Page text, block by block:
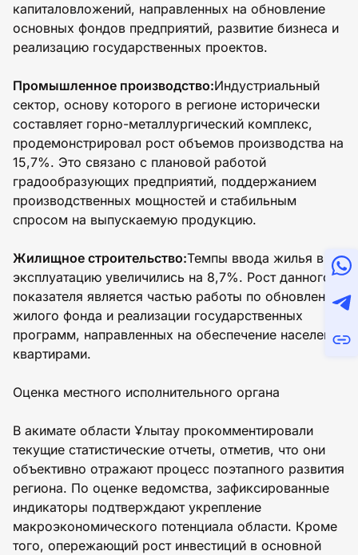
капиталовложений, направленных на обновление
основных фондов предприятий, развитие бизнеса и
реализацию государственных проектов.
Промышленное производство:Индустриальный
сектор, основу которого в регионе исторически
составляет горно-металлургический комплекс,
продемонстрировал рост объемов производства на
15,7%. Это связано с плановой работой
градообразующих предприятий, поддержанием
производственных мощностей и стабильным
спросом на выпускаемую продукцию.
Жилищное строительство:Темпы ввода жилья в
эксплуатацию увеличились на 8,7%. Рост данного
показателя является частью работы по обновлению
жилого фонда и реализации государственных
программ, направленных на обеспечение населения
квартирами.
Оценка местного исполнительного органа
В акимате области Ұлытау прокомментировали
текущие статистические отчеты, отметив, что они
объективно отражают процесс поэтапного развития
региона. По оценке ведомства, зафиксированные
индикаторы подтверждают укрепление
макроэкономического потенциала области. Кроме
того, опережающий рост инвестиций в основной